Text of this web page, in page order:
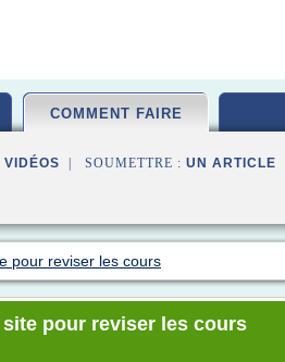
COMMENT FAIRE
| SOUMETTRE : UN ARTICLE
pour reviser les cours
pour reviser les cours